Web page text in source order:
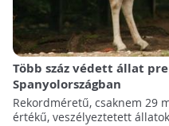
Több száz védett állat
Spanyolországban
Rekordméretű, csaknem 29
értékű, veszélyeztetett